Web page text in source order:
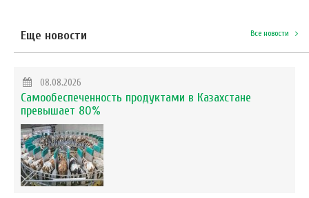
Еще новости Все новости
08.08.2026
Самообеспеченность продуктами в Казахстане
превышает 80%